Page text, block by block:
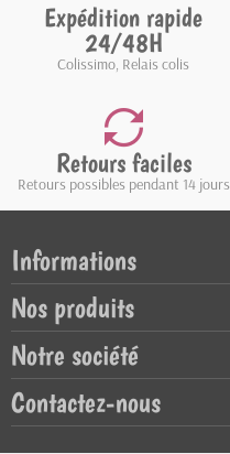
Expédition rapide
24/48H
Colissimo, Relais colis
Retours faciles
Retours possibles pendant 14 jours
Informations
Nos produits
Notre société
Contactez-nous